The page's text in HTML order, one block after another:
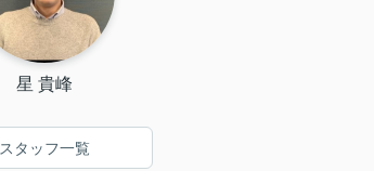
星 貴峰
スタッフ一覧